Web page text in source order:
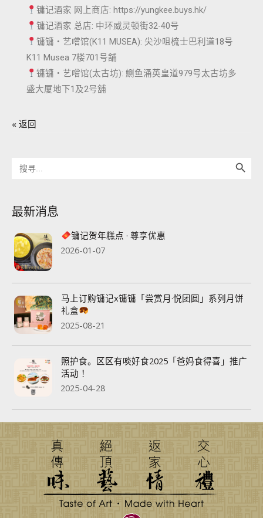
镛记酒家 网上商店: https://yungkee.buys.hk/
镛记酒家 总店: 中环威灵顿街32-40号
镛镛‧艺嚐馆(K11 MUSEA): 尖沙咀梳士巴利道18号
K11 Musea 7楼701号舖
镛镛‧艺嚐馆(太古坊): 鰂鱼涌英皇道979号太古坊多
盛大厦地下1及2号舖
« 返回
Search
for:
最新消息
镛记贺年糕点 · 尊享优惠
2026-01-07
马上订购镛记x镛镛「尝赏月·悦团圆」系列月饼
礼盒
2025-08-21
照护食。区区有啖好食2025「爸妈食得喜」推广
活动 ！
2025-04-28